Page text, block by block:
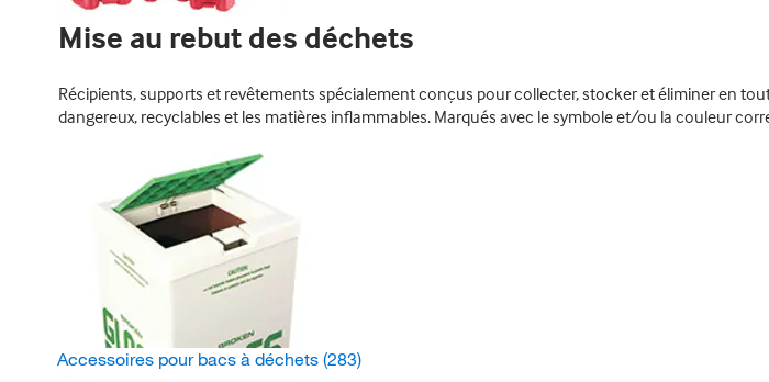
Mise au rebut des déchets
Récipients, supports et revêtements spécialement conçus pour collecter, stocker et éliminer en
dangereux, recyclables et les matières inflammables. Marqués avec le symbole et/ou la couleur
Accessoires pour bacs à déchets (283)